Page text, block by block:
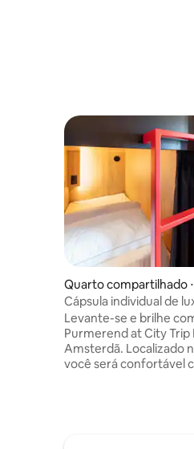
Quarto compartilhado
merend
Cápsula individual de
Levante-se e brilhe
Purmerend at City
Amsterdã. Localizado
você será confortável